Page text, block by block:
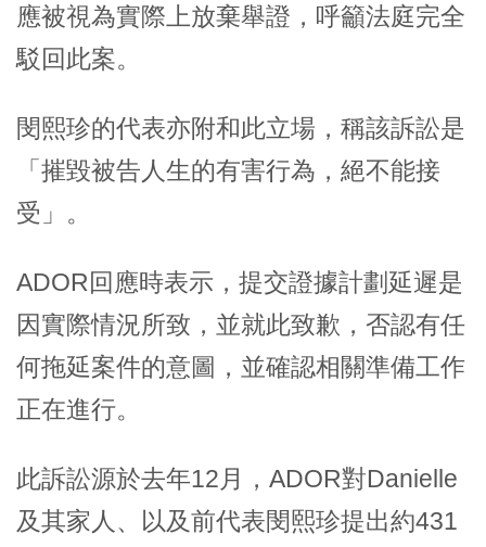
應被視為實際上放棄舉證，呼籲法庭完全
駁回此案。
閔熙珍的代表亦附和此立場，稱該訴訟是
「摧毀被告人生的有害行為，絕不能接
受」。
ADOR回應時表示，提交證據計劃延遲是
因實際情況所致，並就此致歉，否認有任
何拖延案件的意圖，並確認相關準備工作
正在進行。
此訴訟源於去年12月，ADOR對Danielle
及其家人、以及前代表閔熙珍提出約431